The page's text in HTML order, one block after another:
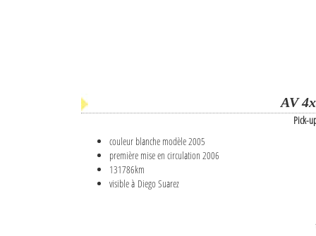
AV
Pick-
couleur blanche modèle 2005
première mise en circulation 2006
131786km
visible à Diego Suarez